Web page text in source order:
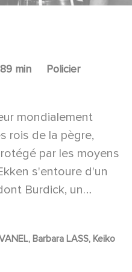
89 min Policier
mondialement
rois de la pègre,
par les moyens
s'entoure d'un
Burdick, un
veut venger un de
moment où Van
il est pris au